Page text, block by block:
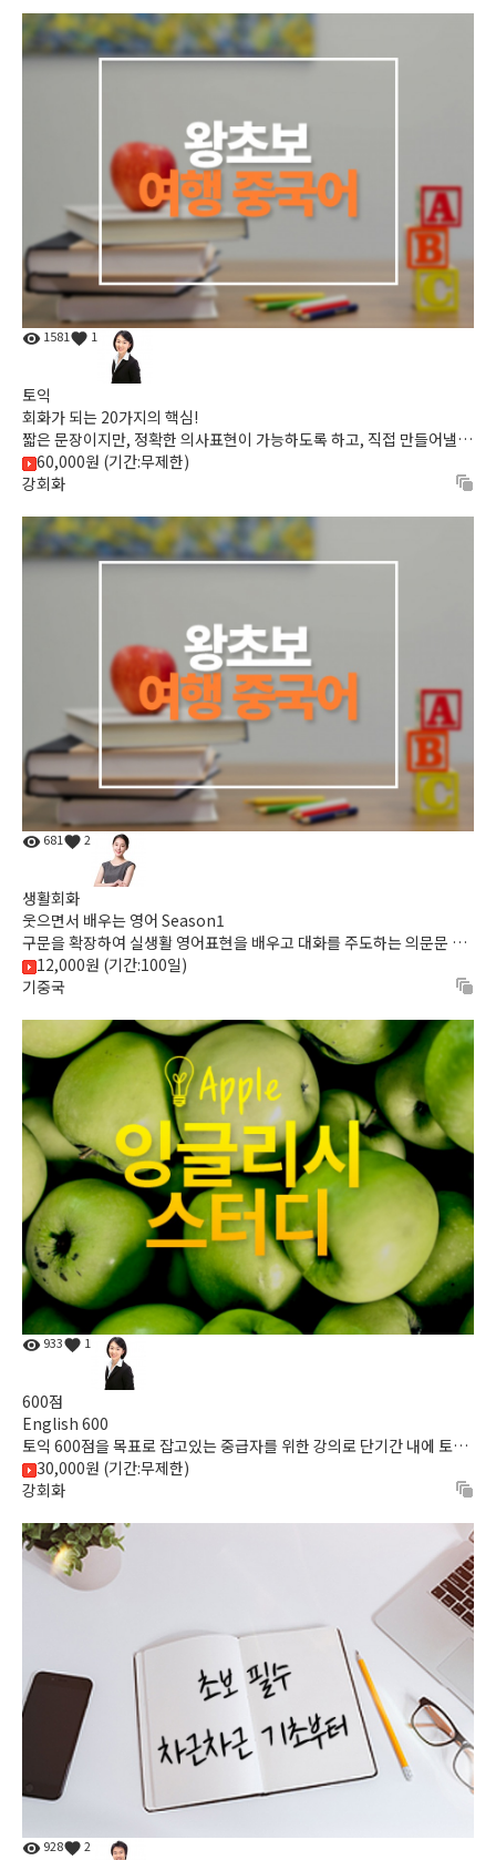
1581 1
토익
회화가 되는 20가지의 핵심!
짧은 문장이지만, 정확한 의사표현이 가능하도록 하고, 직접 만들어낼
수 있는 표현법을 익혀, 입에서 곧바로 나오게 되는 마법의 강...
60,000원 (기간:무제한)
강회화
681 2
생활회화
웃으면서 배우는 영어 Season1
구문을 확장하여 실생활 영어표현을 배우고 대화를 주도하는 의문문 연
습과 확장훈련을 하게되는 웃으면서 배우는영어
12,000원 (기간:100일)
기중국
933 1
600점
English 600
토익 600점을 목표로 잡고있는 중급자를 위한 강의로 단기간 내에 토익
30,000원 (기간:무제한)
강회화
928 2